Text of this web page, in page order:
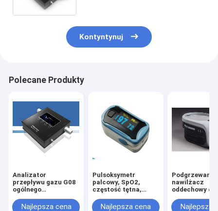
Kontyntynuj
Polecane Produkty
Analizator
przepływu gazu G08
ogólnego
Narzędzie do
Najlepsza cena
Pulsoksymetr
palcowy, SpO2,
częstość tętna,
Najlepsza cena
Podgrzewany
nawilżacz
oddechowy do
Najlepsza